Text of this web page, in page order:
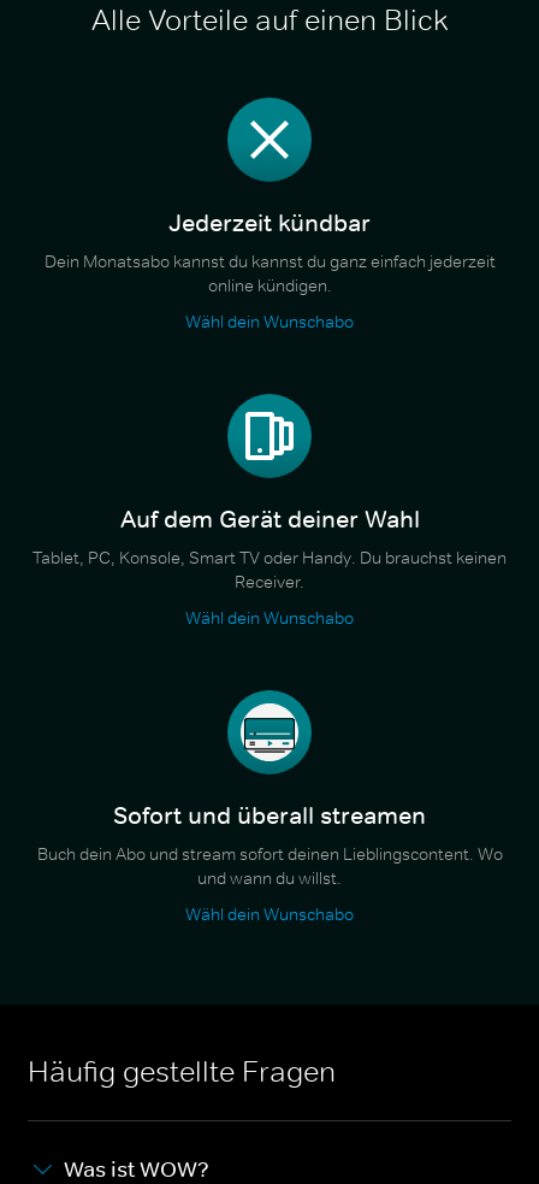
Alle Vorteile auf einen Blick
Jederzeit kündbar
Dein Monatsabo kannst du kannst du ganz einfach jederzeit
online kündigen.
Wähl dein Wunschabo
Auf dem Gerät deiner Wahl
Tablet, PC, Konsole, Smart TV oder Handy. Du brauchst keinen
Receiver.
Wähl dein Wunschabo
Sofort und überall streamen
Buch dein Abo und stream sofort deinen Lieblingscontent. Wo
und wann du willst.
Wähl dein Wunschabo
Häufig gestellte Fragen
Was ist WOW?